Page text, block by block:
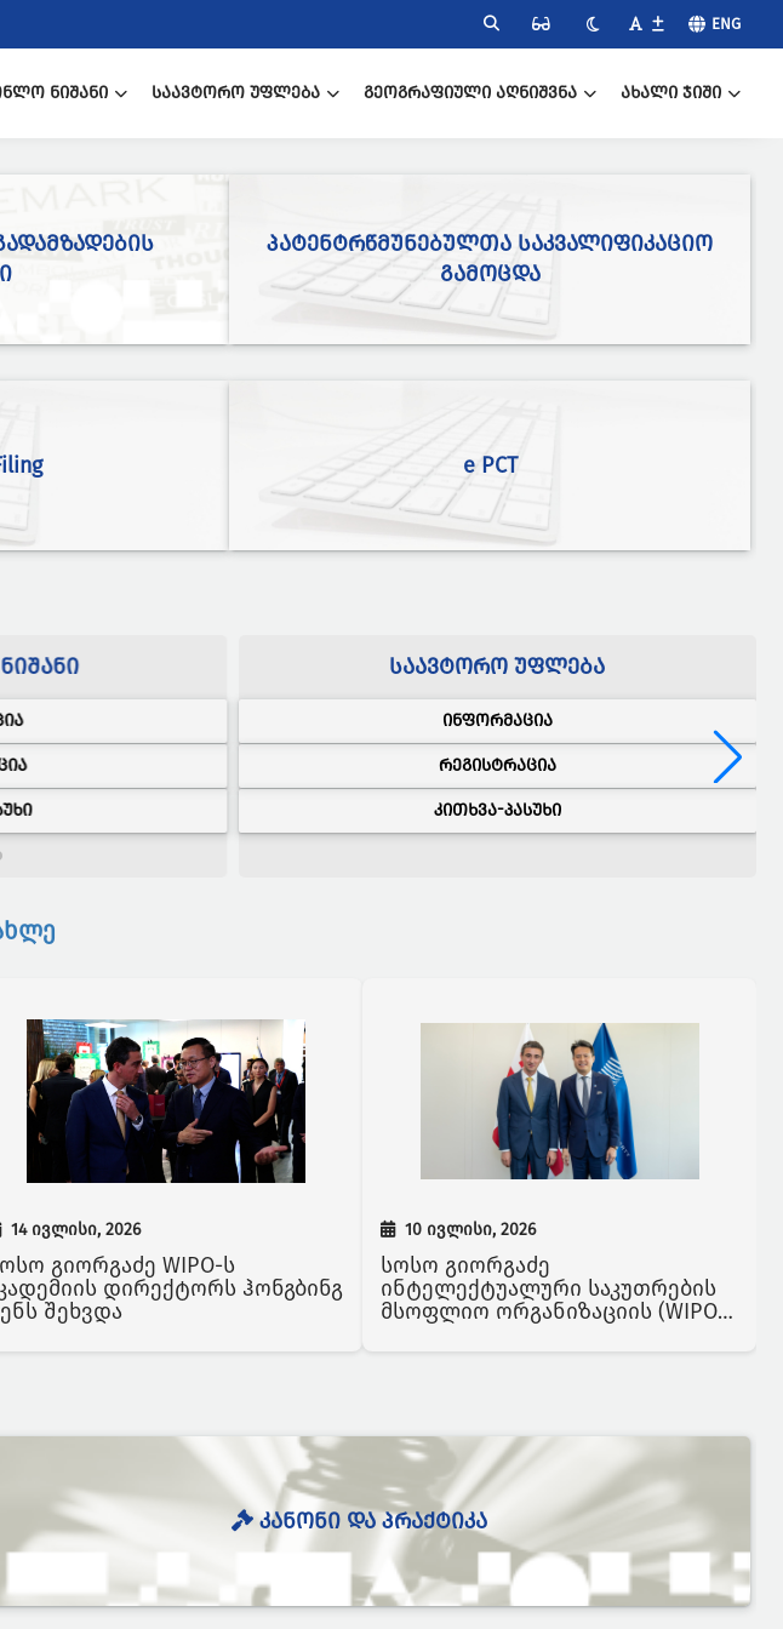
ENG
ᲜᲘᲨᲐᲜᲘ ᲡᲐᲐᲕᲢᲝᲠᲝ ᲣᲤᲚᲔᲑᲐ ᲒᲔᲝᲒᲠᲐᲤᲘᲣᲚᲘ ᲐᲦᲜᲘᲨᲕᲜᲐ ᲐᲮᲐᲚᲘ ᲯᲘᲨᲘ
ᲞᲐᲢᲔᲜᲢᲠᲬᲛᲣᲜᲔᲑᲣᲚᲗᲐ ᲡᲐᲙᲕᲐᲚᲘᲤᲘᲙᲐᲪᲘᲝ
ᲒᲐᲛᲝᲪᲓᲐ
e PCT
ᲜᲘᲨᲐᲜᲘ ᲡᲐᲐᲕᲢᲝᲠᲝᲣᲤᲚᲔᲑᲐ
ᲘᲜᲤᲝᲠᲛᲐᲪᲘᲐ
ᲠᲔᲒᲘᲡᲢᲠᲐᲪᲘᲐ
ᲙᲘᲗᲮᲕᲐ-ᲞᲐᲡᲣᲮᲘ
14 ივლისი, 2026
გიორგაძე WIPO-ს
დირექტორს ჰონგბინგ
შეხვდა
10 ივლისი, 2026
სოსო გიორგაძე
ინტელექტუალური საკუთრების
მსოფლიო ორგანიზაციის (WIPO)
ᲙᲐᲜᲝᲜᲘ ᲓᲐ ᲞᲠᲐᲥᲢᲘᲙᲐ